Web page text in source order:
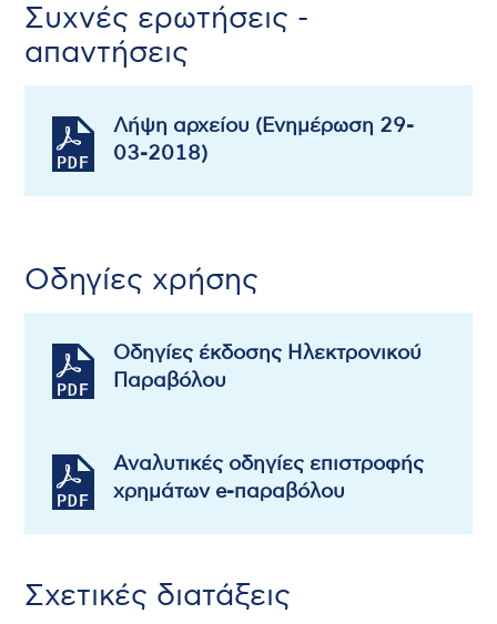
Συχνές ερωτήσεις -
απαντήσεις
Λήψη αρχείου (Ενημέρωση 29-
03-2018)
Οδηγίες χρήσης
Οδηγίες έκδοσης Ηλεκτρονικού
Παραβόλου
Αναλυτικές οδηγίες επιστροφής
χρημάτων e-παραβόλου
Σχετικές διατάξεις